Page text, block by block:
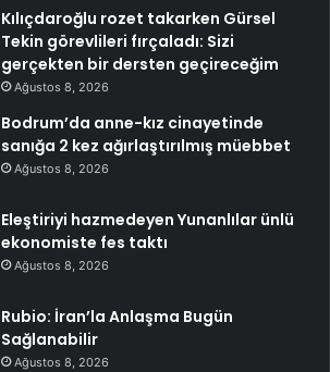
Kılıçdaroğlu rozet takarken Gürsel
Tekin görevlileri fırçaladı: Sizi
gerçekten bir dersten geçireceğim
Ağustos 8, 2026
Bodrum’da anne-kız cinayetinde
sanığa 2 kez ağırlaştırılmış müebbet
Ağustos 8, 2026
Eleştiriyi hazmedeyen Yunanlılar ünlü
ekonomiste fes taktı
Ağustos 8, 2026
Rubio: İran’la Anlaşma Bugün
Sağlanabilir
Ağustos 8, 2026